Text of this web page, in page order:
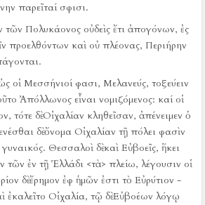
παρεῖταί σφισι.
τῶν Πολυκάονος οὐδεὶς ἔτι ἀπογόνων, ἐς
προελθόντων καὶ οὐ πλέονας, Περιήρην
οἱ Μεσσήνιοί φασι, Μελανεύς, τοξεύειν
Ἀπόλλωνος εἶναι νομιζόμενος: καί οἱ
τότε δὲ Οἰχαλίαν κληθεῖσαν, ἀπένειμεν ὁ
δὲ ὄνομα Οἰχαλίαν τῇ πόλει φασὶν
Θεσσαλοὶ δὲ καὶ Εὐβοεῖς, ἥκει
τῶν ἐν τῇ Ἑλλάδι <τὰ> πλείω, λέγουσιν οἱ
δὲ ἔρημον ἐφ ἡμῶν ἐστι τὸ Εὐρύτιον -
ἐκαλεῖτο Οἰχαλία, τῷ δὲ Εὐβοέων λόγῳ